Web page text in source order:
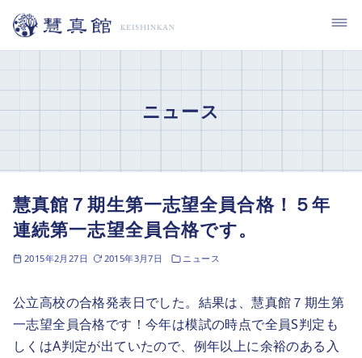
テ
ニュース
慧真館７期生第一志望全員合格！５年
連続第一志望全員合格です。
2015年2月27日 2015年3月7日 ニュース
公立高校の合格発表日でした。結果は、慧真館７期生第
一志望全員合格です！今年は模試の時点で全員S判定も
しくはA判定が出ていたので、例年以上に余裕のある入